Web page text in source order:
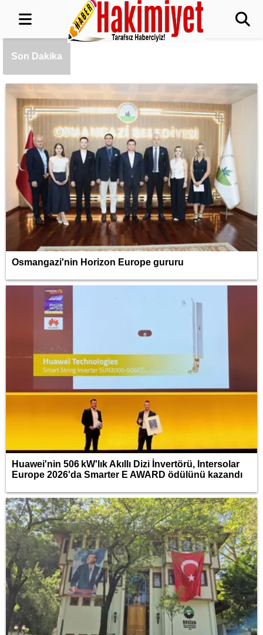
Son Dakika
Cumhurbaşkanı Erdoğan, Mekke'de
Veliaht Prens Muhammed bin Selman ile
görüştü
Bursa Yıldırım'da Erguvan Bayramı
minyatürle geleceğe taşınacak
Konya Karatay'da Kur'an kurslarında dart
turnuvası heyecanı
Osmangazi'nin Horizon Europe gururu
Huawei'nin 506 kW'lık Akıllı Dizi İnvertörü, Intersolar
Europe 2026'da Smarter E AWARD ödülünü kazandı